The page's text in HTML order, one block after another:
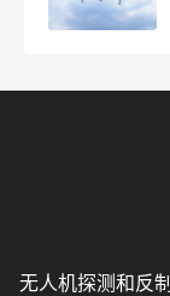
无人机探测和反制